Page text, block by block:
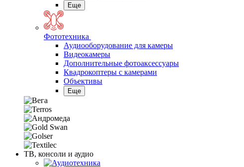
Еще
Фототехника
Аудиооборудование для камеры
Видеокамеры
Дополнительные фотоаксессуары
Квадрокоптеры с камерами
Объективы
Еще
ТВ, консоли и аудио